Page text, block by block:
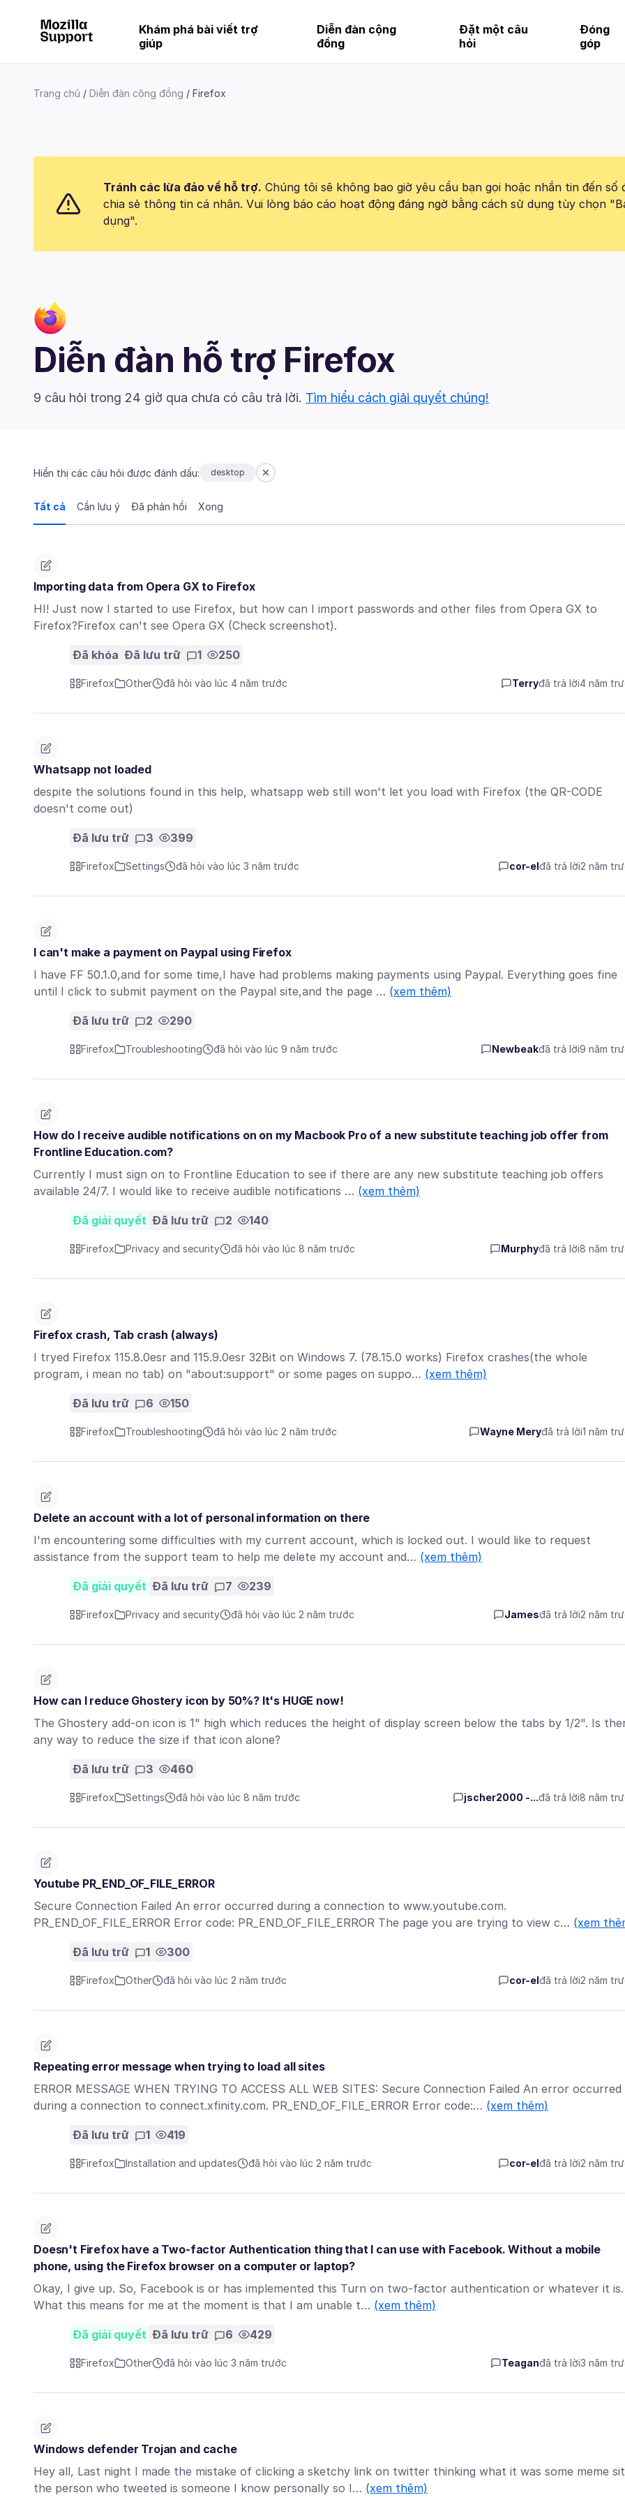
Khám phá bài viết trợ
giúp
Diễn đàn cộng
đồng
Đặt một câu
hỏi
Đóng
góp
Trang chủ Diễn đàn cộng đồng Firefox
Tránh các lừa đảo về hỗ trợ. Chúng tôi sẽ không bao giờ yêu cầu bạn gọi hoặc nhắn tin đến số
chia sẻ thông tin cá nhân. Vui lòng báo cáo hoạt động đáng ngờ bằng cách sử dụng tùy chọn
dụng".
Diễn đàn hỗ trợ Firefox
9 câu hỏi trong 24 giờ qua chưa có câu trả lời. Tìm hiểu cách giải quyết chúng!
Hiển thị các câu hỏi được đánh dấu: desktop
Tất cả Cần lưu ý Đã phản hồi Xong
Importing data from Opera GX to Firefox
HI! Just now I started to use Firefox, but how can I import passwords and other files from Opera GX to
Firefox?Firefox can't see Opera GX (Check screenshot).
Đã khóa Đã lưu trữ 1 250
Firefox Other đã hỏi vào lúc 4 năm trước Terryđã trả lời4 năm
Whatsapp not loaded
despite the solutions found in this help, whatsapp web still won't let you load with Firefox (the QR-CODE
doesn't come out)
Đã lưu trữ 3 399
Firefox Settings đã hỏi vào lúc 3 năm trước cor-elđã trả lời2 năm
I can't make a payment on Paypal using Firefox
I have FF 50.1.0,and for some time,I have had problems making payments using Paypal. Everything goes fine
until I click to submit payment on the Paypal site,and the page … (xem thêm)
Đã lưu trữ 2 290
Firefox Troubleshooting đã hỏi vào lúc 9 năm trước Newbeakđã trả lời9 năm
How do I receive audible notifications on on my Macbook Pro of a new substitute teaching job offer from
Frontline Education.com?
Currently I must sign on to Frontline Education to see if there are any new substitute teaching job offers
available 24/7. I would like to receive audible notifications … (xem thêm)
Đã giải quyết Đã lưu trữ 2 140
Firefox Privacy and security đã hỏi vào lúc 8 năm trước Murphyđã trả lời8 năm
Firefox crash, Tab crash (always)
I tryed Firefox 115.8.0esr and 115.9.0esr 32Bit on Windows 7. (78.15.0 works) Firefox crashes(the whole
program, i mean no tab) on "about:support" or some pages on suppo… (xem thêm)
Đã lưu trữ 6 150
Firefox Troubleshooting đã hỏi vào lúc 2 năm trước Wayne Meryđã trả lời1 năm
Delete an account with a lot of personal information on there
I'm encountering some difficulties with my current account, which is locked out. I would like to request
assistance from the support team to help me delete my account and… (xem thêm)
Đã giải quyết Đã lưu trữ 7 239
Firefox Privacy and security đã hỏi vào lúc 2 năm trước Jamesđã trả lời2 năm
How can I reduce Ghostery icon by 50%? It's HUGE now!
The Ghostery add-on icon is 1" high which reduces the height of display screen below the tabs by 1/2". Is
any way to reduce the size if that icon alone?
Đã lưu trữ 3 460
Firefox Settings đã hỏi vào lúc 8 năm trước jscher2000 -...đã trả lời8 năm
Youtube PR_END_OF_FILE_ERROR
Secure Connection Failed An error occurred during a connection to www.youtube.com.
PR_END_OF_FILE_ERROR Error code: PR_END_OF_FILE_ERROR The page you are trying to view c… (xem
Đã lưu trữ 1 300
Firefox Other đã hỏi vào lúc 2 năm trước cor-elđã trả lời2 năm
Repeating error message when trying to load all sites
ERROR MESSAGE WHEN TRYING TO ACCESS ALL WEB SITES: Secure Connection Failed An error occurred
during a connection to connect.xfinity.com. PR_END_OF_FILE_ERROR Error code:… (xem thêm)
Đã lưu trữ 1 419
Firefox Installation and updates đã hỏi vào lúc 2 năm trước cor-elđã trả lời2 năm
Doesn't Firefox have a Two-factor Authentication thing that I can use with Facebook. Without a mobile
phone, using the Firefox browser on a computer or laptop?
Okay, I give up. So, Facebook is or has implemented this Turn on two-factor authentication or whatever it is.
What this means for me at the moment is that I am unable t… (xem thêm)
Đã giải quyết Đã lưu trữ 6 429
Firefox Other đã hỏi vào lúc 3 năm trước Teaganđã trả lời3 năm
Windows defender Trojan and cache
Hey all, Last night I made the mistake of clicking a sketchy link on twitter thinking what it was some meme
the person who tweeted is someone I know personally so I… (xem thêm)